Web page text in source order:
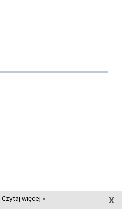
Czytaj więcej » x